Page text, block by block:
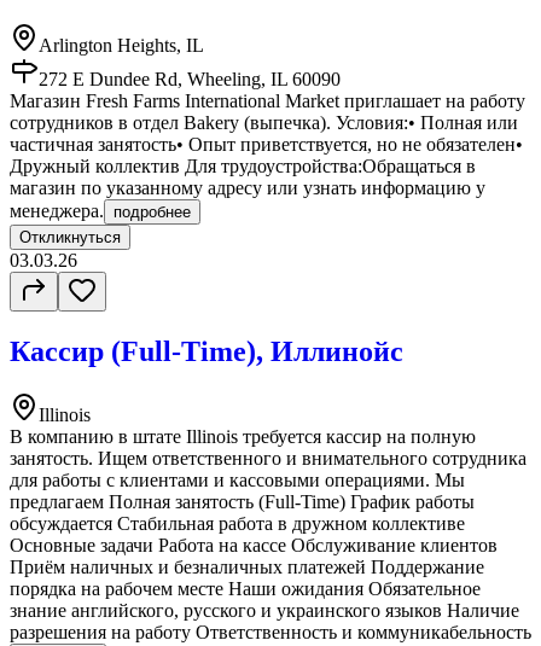
Arlington Heights, IL
272 E Dundee Rd, Wheeling, IL 60090
Магазин Fresh Farms International Market приглашает на работу
сотрудников в отдел Bakery (выпечка). Условия:• Полная или
частичная занятость• Опыт приветствуется, но не обязателен•
Дружный коллектив Для трудоустройства:Обращаться в
магазин по указанному адресу или узнать информацию у
менеджера.
подробнее
Откликнуться
03.03.26
Кассир (Full-Time), Иллинойс
Illinois
В компанию в штате Illinois требуется кассир на полную
занятость. Ищем ответственного и внимательного сотрудника
для работы с клиентами и кассовыми операциями. Мы
предлагаем Полная занятость (Full-Time) График работы
обсуждается Стабильная работа в дружном коллективе
Основные задачи Работа на кассе Обслуживание клиентов
Приём наличных и безналичных платежей Поддержание
порядка на рабочем месте Наши ожидания Обязательное
знание английского, русского и украинского языков Наличие
разрешения на работу Ответственность и коммуникабельность